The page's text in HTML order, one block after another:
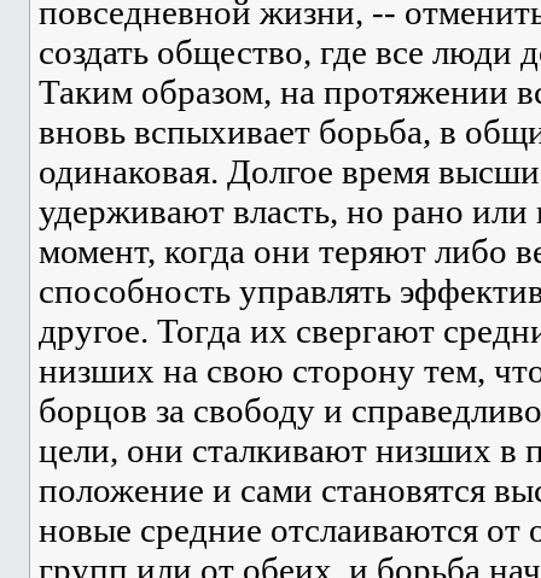
повседневной жизни, --
создать общество, где все
Таким образом, на протяжении
вновь вспыхивает борьба, в
одинаковая. Долгое время
удерживают власть, но рано или
момент, когда они теряют либо
способность управлять
другое. Тогда их свергают
низших на свою сторону тем,
борцов за свободу и
цели, они сталкивают низших в
положение и сами становятся
новые средние отслаиваются от
групп или от обеих, и борьба